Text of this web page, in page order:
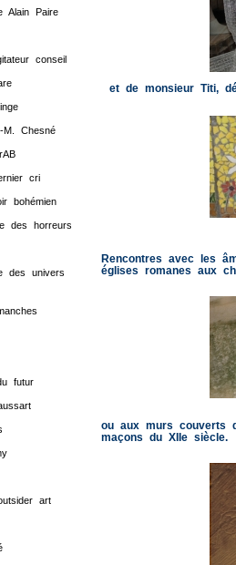
Alain Paire
conseil
M. Chesné
cri
bohémien
des horreurs
des univers
futur
art
et de monsieur Titi,
Rencontres avec les
églises romanes aux
ou aux murs couverts
maçons du XIIe siècle.